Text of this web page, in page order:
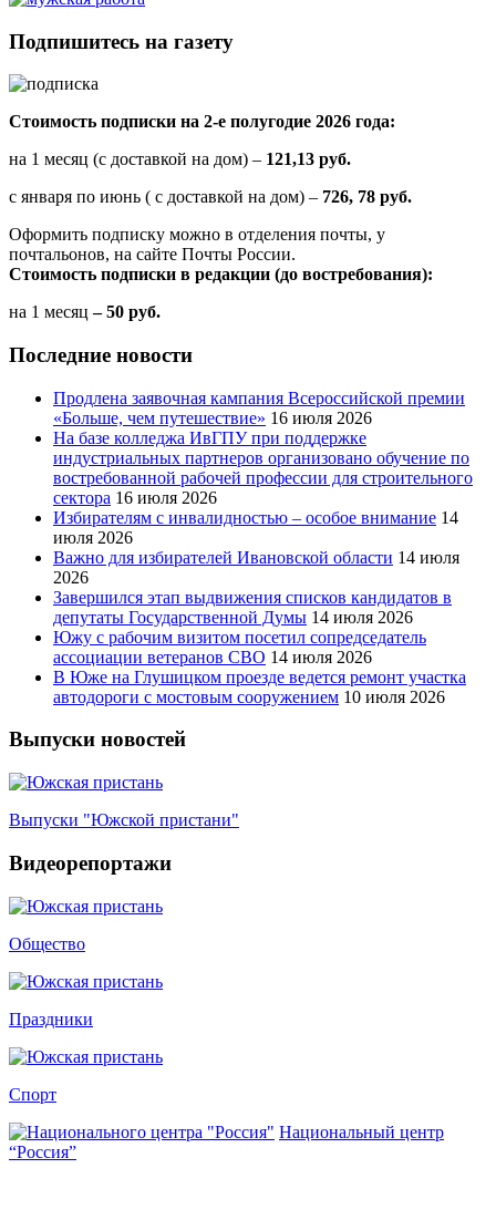
Подпишитесь на газету
Стоимость подписки на 2-е полугодие 2026 года:
на 1 месяц (с доставкой на дом) – 121,13 руб.
с января по июнь ( с доставкой на дом) – 726, 78 руб.
Оформить подписку можно в отделения почты, у
почтальонов, на сайте Почты России.
Стоимость подписки в редакции (до востребования):
на 1 месяц – 50 руб.
Последние новости
Продлена заявочная кампания Всероссийской премии
«Больше, чем путешествие» 16 июля 2026
На базе колледжа ИвГПУ при поддержке
индустриальных партнеров организовано обучение по
востребованной рабочей профессии для строительного
сектора 16 июля 2026
Избирателям с инвалидностью – особое внимание 14
июля 2026
Важно для избирателей Ивановской области 14 июля
2026
Завершился этап выдвижения списков кандидатов в
депутаты Государственной Думы 14 июля 2026
Южу с рабочим визитом посетил сопредседатель
ассоциации ветеранов СВО 14 июля 2026
В Юже на Глушицком проезде ведется ремонт участка
автодороги с мостовым сооружением 10 июля 2026
Выпуски новостей
Выпуски "Южской пристани"
Видеорепортажи
Общество
Праздники
Спорт
Национальный центр
“Россия”